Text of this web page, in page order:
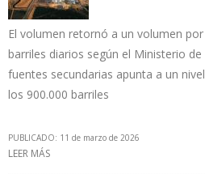
El volumen retornó a un volumen
barriles diarios según el Ministerio
fuentes secundarias apunta a un
los 900.000 barriles
PUBLICADO: 11 de marzo de 2026
LEER MÁS